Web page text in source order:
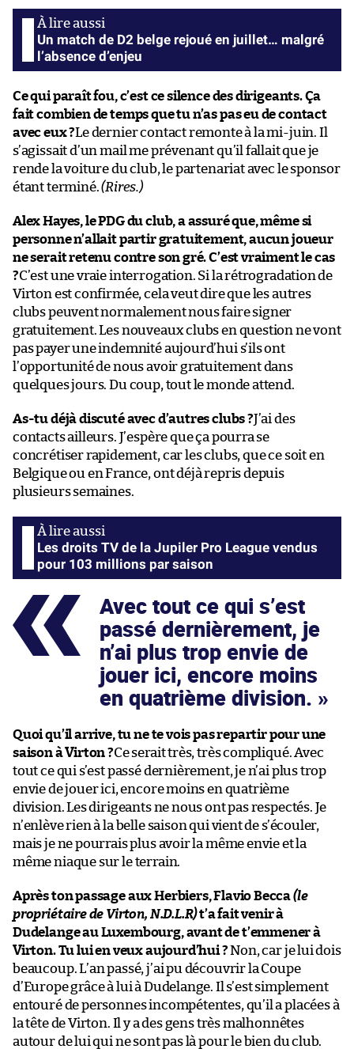
Un match de D2 belge rejoué en juillet… malgré
l’absence d’enjeu
Ce qui paraît fou, c’est ce silence des dirigeants. Ça
fait combien de temps que tu n’as pas eu de contact
avec eux ?Le dernier contact remonte à la mi-juin. Il
s’agissait d’un mail me prévenant qu’il fallait que je
rende la voiture du club, le partenariat avec le sponsor
étant terminé.(Rires.)
Alex Hayes, le PDG du club, a assuré que, même si
personne n’allait partir gratuitement, aucun joueur
ne serait retenu contre son gré. C’est vraiment le cas
?C’est une vraie interrogation. Si la rétrogradation de
Virton est confirmée, cela veut dire que les autres
clubs peuvent normalement nous faire signer
gratuitement. Les nouveaux clubs en question ne vont
pas payer une indemnité aujourd’hui s’ils ont
l’opportunité de nous avoir gratuitement dans
quelques jours. Du coup, tout le monde attend.
As-tu déjà discuté avec d’autres clubs ?J’ai des
contacts ailleurs. J’espère que ça pourra se
concrétiser rapidement, car les clubs, que ce soit en
Belgique ou en France, ont déjà repris depuis
plusieurs semaines.
Les droits TV de la Jupiler Pro League vendus
pour 103 millions par saison
Avec tout ce qui s’est
passé dernièrement, je
n’ai plus trop envie de
jouer ici, encore moins
en quatrième division.
Quoi qu’il arrive, tu ne te vois pas repartir pour une
saison à Virton ?Ce serait très, très compliqué. Avec
tout ce qui s’est passé dernièrement, je n’ai plus trop
envie de jouer ici, encore moins en quatrième
division. Les dirigeants ne nous ont pas respectés. Je
n’enlève rien à la belle saison qui vient de s’écouler,
mais je ne pourrais plus avoir la même envie et la
même niaque sur le terrain.
Après ton passage aux Herbiers, Flavio Becca(le
propriétaire de Virton, N.D.L.R)t’a fait venir à
Dudelange au Luxembourg, avant de t’emmener à
Virton. Tu lui en veux aujourd’hui ?Non, car je lui dois
beaucoup. L’an passé, j’ai pu découvrir la Coupe
d’Europe grâce à lui à Dudelange. Il s’est simplement
entouré de personnes incompétentes, qu’il a placées à
la tête de Virton. Il y a des gens très malhonnêtes
autour de lui qui ne sont pas là pour le bien du club.